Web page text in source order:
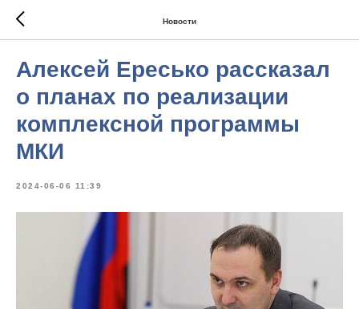
Новости
Алексей Ересько рассказал
о планах по реализации
комплексной программы
МКИ
2024-06-06 11:39